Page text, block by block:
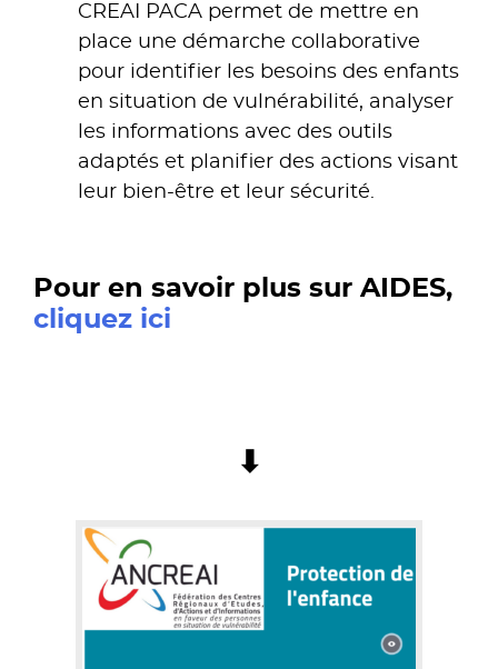
CREAI PACA permet de mettre en
place une démarche collaborative
pour identifier les besoins des enfants
en situation de vulnérabilité, analyser
les informations avec des outils
adaptés et planifier des actions visant
leur bien-être et leur sécurité.
Pour en savoir plus sur AIDES,
cliquez ici
⬇